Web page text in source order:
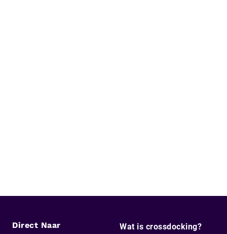
Direct Naar
Wat is crossdocking?